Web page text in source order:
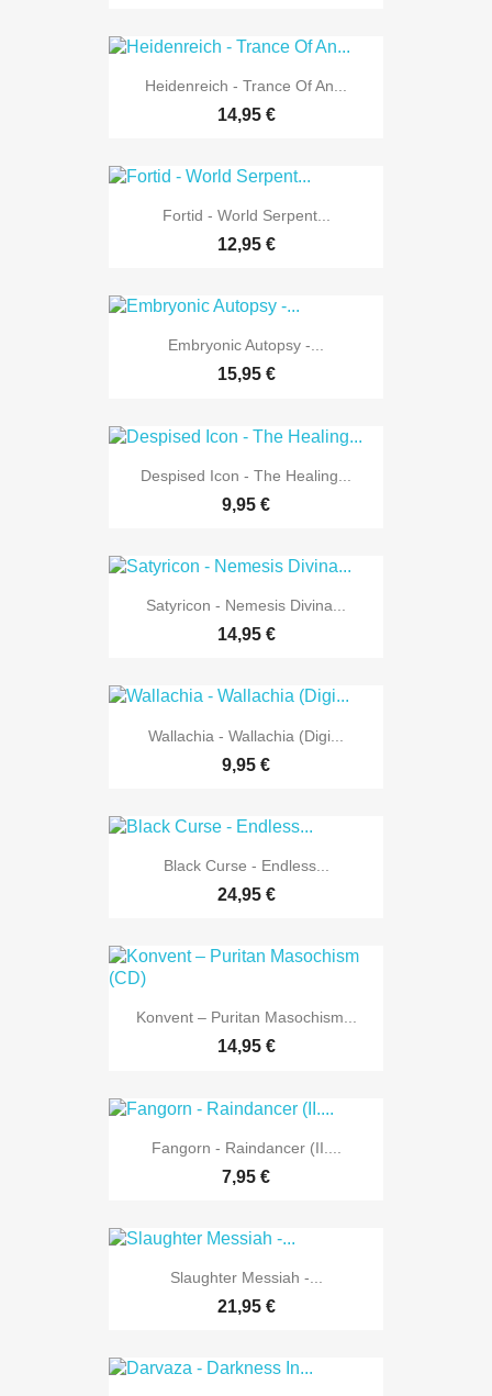
Heidenreich - Trance Of An...
14,95 €
Fortid - World Serpent...
12,95 €
Embryonic Autopsy -...
15,95 €
Despised Icon - The Healing...
9,95 €
Satyricon - Nemesis Divina...
14,95 €
Wallachia - Wallachia (Digi...
9,95 €
Black Curse - Endless...
24,95 €
Konvent – Puritan Masochism...
14,95 €
Fangorn - Raindancer (II....
7,95 €
Slaughter Messiah -...
21,95 €